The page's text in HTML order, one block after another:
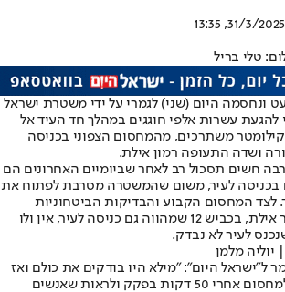
31/3/2025, 13:35
טלי בריל
ונחסמה היום (שני) לגמרי על ידי משטרת ישראל
להגעת עשרות אלפי חוגגים במהלך חד העיד אל
פיטר. פקקים לאורך 12 קילומטר משתרכים, מהמחסום הצפוני בכניסה
ושדה התעופה רמון אילת.
חשים תסכול רב לאחר שביומיים האחרונים הם
בכניסה לעיר, משום שהמשטרה מסרבת לפתוח את
לצד המחסום הקבוע והבדיקות הביטחוניות
בכביש 90 בכניסה לעיר אילת, בכביש 12 שמהווה גם כניסה לעיר, אין ולו
לעיר לא נבדק.
מלמן
ל"ישראל היום": "מילא היו בודקים את כולם ואז
זה מוסבר, אבל להגיע למחסום אחרי 50 דקות בפקק ולראות שאנשים